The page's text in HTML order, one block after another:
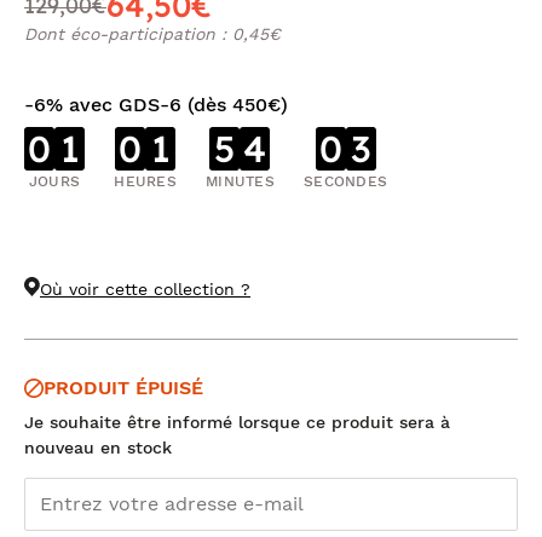
Dont éco-participation : 0,45€
-6% avec GDS-6 (dès 450€)
0 1
JOURS
0 1
HEURES
5 4
MINUTES
0 3
SECONDES
Où voir cette collection ?
PRODUIT ÉPUISÉ
Je souhaite être informé lorsque ce produit sera à
nouveau en stock